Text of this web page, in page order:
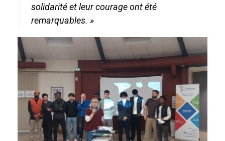
solidarité et leur courage ont été
remarquables. »